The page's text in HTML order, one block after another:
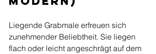
Liegende Grabmale erfreuen sich
zunehmender Beliebtheit. Sie liegen
flach oder leicht angeschrägt auf dem